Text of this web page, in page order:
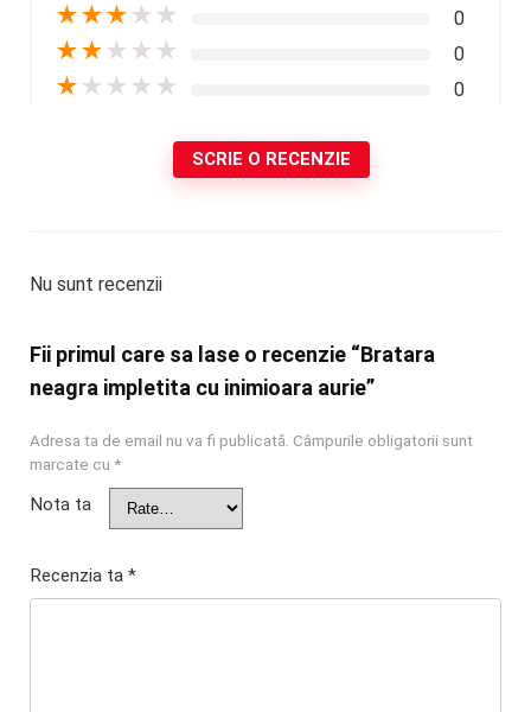
★★★ ★ ★ 0
★★ ★ ★ ★ 0
★ ★ ★ ★ ★ 0
SCRIE O RECENZIE
Nu sunt recenzii
Fii primul care sa lase o recenzie “Bratara
neagra impletita cu inimioara aurie”
Adresa ta de email nu va fi publicată. Câmpurile obligatorii sunt
marcate cu *
Nota ta
Recenzia ta *